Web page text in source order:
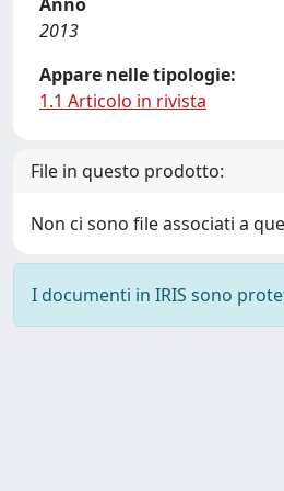
2013
Appare nelle tipologie:
1.1 Articolo in rivista
File in questo prodotto:
Non ci sono file associati a
I documenti in IRIS sono